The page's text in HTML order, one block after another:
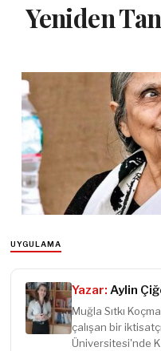
Yeniden
UYGULAMA
Yazar: Aylin
Muğla Sıtkı
çalışan bir
Üniversitesi'nde